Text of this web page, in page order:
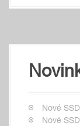
Nové
Nové